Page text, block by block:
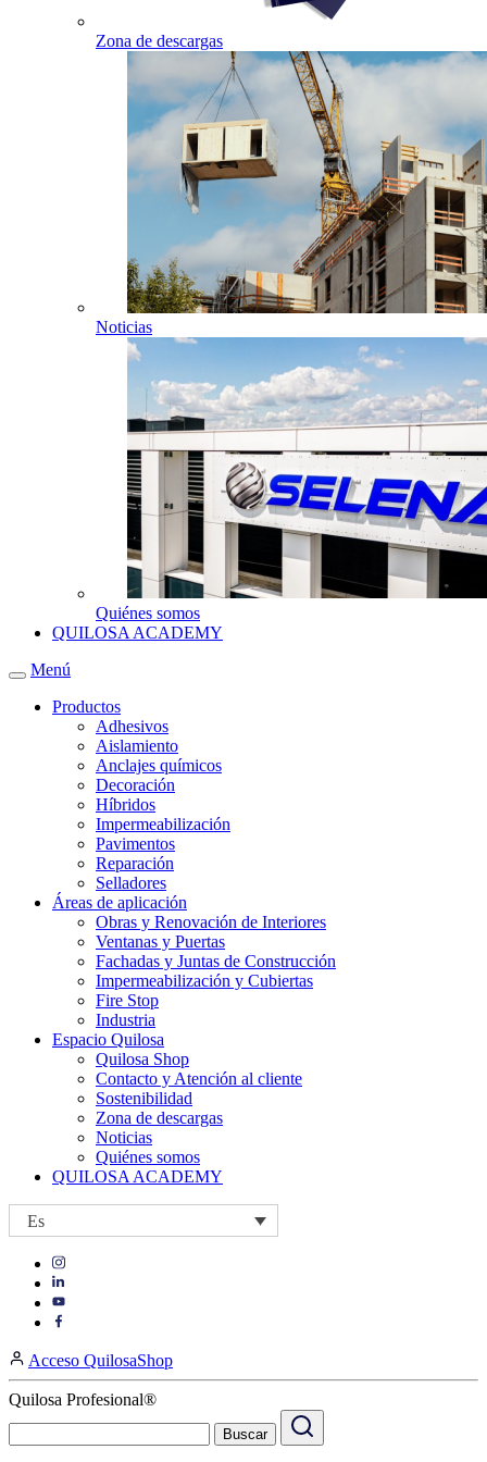
Zona de descargas
Noticias
Quiénes somos
QUILOSA ACADEMY
Menú
Productos
Adhesivos
Aislamiento
Anclajes químicos
Decoración
Híbridos
Impermeabilización
Pavimentos
Reparación
Selladores
Áreas de aplicación
Obras y Renovación de Interiores
Ventanas y Puertas
Fachadas y Juntas de Construcción
Impermeabilización y Cubiertas
Fire Stop
Industria
Espacio Quilosa
Quilosa Shop
Contacto y Atención al cliente
Sostenibilidad
Zona de descargas
Noticias
Quiénes somos
QUILOSA ACADEMY
Es
Visit
https://www.instagram.com/quilosa_selena/
Visit
our
Visit
page
https://www.facebook.com/QuilosaSelenaIberia/
page
Acceso QuilosaShop
Quilosa Profesional®